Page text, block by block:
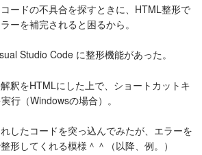
ードの不具合を探すときに、HTML整形で
ーを補完されると困るから。
Studio Code に整形機能があった。
釈をHTMLにした上で、ショートカットキ
行（Windowsの場合）。
したコードを突っ込んでみたが、エラーを
形してくれる模様＾＾（以降、例。）